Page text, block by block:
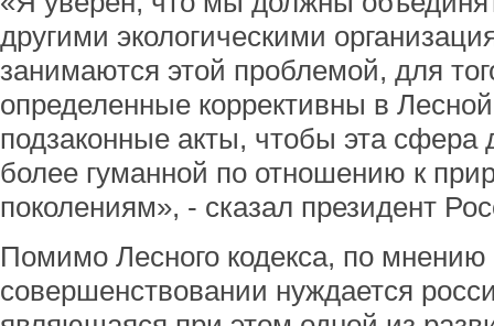
другими экологическими
занимаются этой проблемой, для
определенные коррективны в
подзаконные акты, чтобы эта сфера
более гуманной по отношению к
поколениям», - сказал президент
Помимо Лесного кодекса, по
совершенствовании нуждается